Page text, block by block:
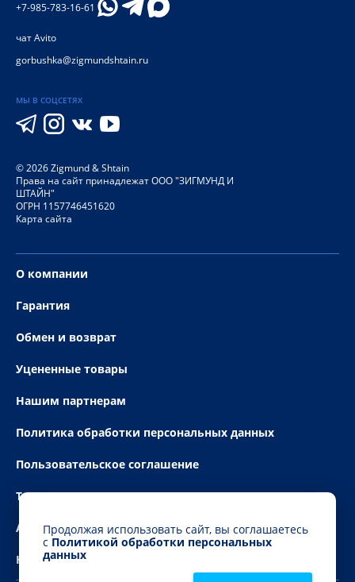
+7-985-783-16-61
чат Avito
gorbushka@zigmundshtain.ru
МЫ В СОЦСЕТЯХ
©2026Zigmund & Shtain
Права на сайт принадлежат ООО "ЗИГМУНД И
ШТАЙН"
ОГРН 1157746451620
Карта сайта
О компании
Гарантия
Обмен и возврат
Уцененные товары
Нашим партнерам
Политика обработки персональных данных
Пользовательское соглашение
Технические условия
Акции
Новости
Продолжая использовать сайт, вы соглашаетесь
с Политикой обработки персональных
данных